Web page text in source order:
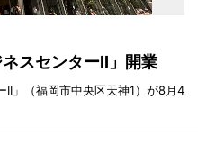
スセンターII」開業
II」（福岡市中央区天神1）が8月4